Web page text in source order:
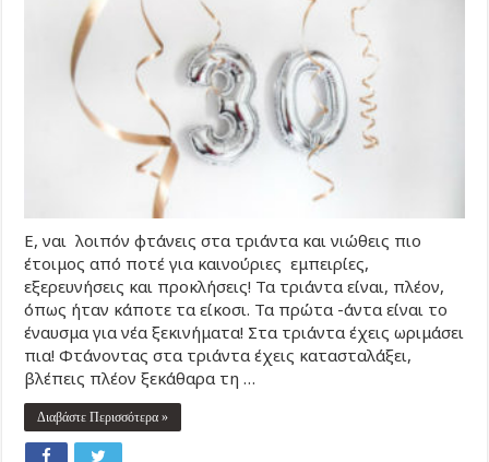
Ε, ναι λοιπόν φτάνεις στα τριάντα και νιώθεις πιο
έτοιμος από ποτέ για καινούριες εμπειρίες,
εξερευνήσεις και προκλήσεις! Τα τριάντα είναι, πλέον,
όπως ήταν κάποτε τα είκοσι. Τα πρώτα -άντα είναι το
έναυσμα για νέα ξεκινήματα! Στα τριάντα έχεις ωριμάσει
πια! Φτάνοντας στα τριάντα έχεις κατασταλάξει,
βλέπεις πλέον ξεκάθαρα τη …
Διαβάστε Περισσότερα »